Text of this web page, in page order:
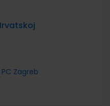
Zagreb